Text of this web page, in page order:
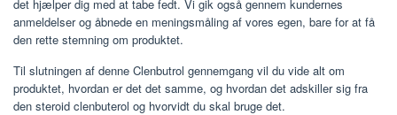
det hjælper dig med at tabe fedt. Vi gik også gennem kundernes
anmeldelser og åbnede en meningsmåling af vores egen, bare for at få
den rette stemning om produktet.
Til slutningen af ​​denne Clenbutrol gennemgang vil du vide alt om
produktet, hvordan er det det samme, og hvordan det adskiller sig fra
den steroid clenbuterol og hvorvidt du skal bruge det.